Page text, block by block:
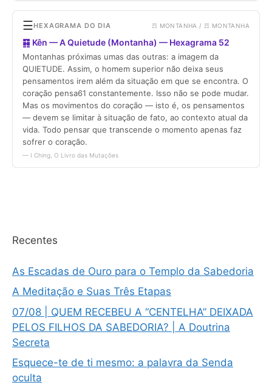
Recentes
As Escadas de Ouro para o Templo da Sabedoria
A Meditação e Suas Três Etapas
07/08 | QUEM RECEBEU A “CENTELHA” DEIXADA
PELOS FILHOS DA SABEDORIA? | A Doutrina
Secreta
Esquece-te de ti mesmo: a palavra da Senda
oculta